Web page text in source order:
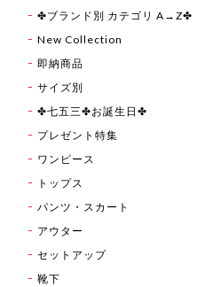
✤ブランド別 カテゴリ A→Z✤
New Collection
即納商品
サイズ別
✤七五三✤お誕生日✤
プレゼント特集
ワンピース
トップス
パンツ・スカート
アウター
セットアップ
靴下